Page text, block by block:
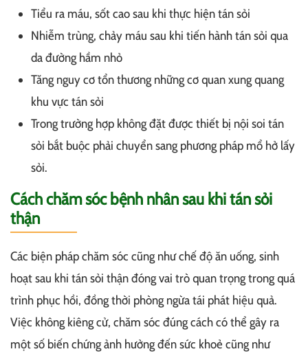
Tiểu ra máu, sốt cao sau khi thực hiện tán sỏi
Nhiễm trùng, chảy máu sau khi tiến hành tán sỏi qua
da đường hầm nhỏ
Tăng nguy cơ tổn thương những cơ quan xung quang
khu vực tán sỏi
Trong trường hợp không đặt được thiết bị nội soi tán
sỏi bắt buộc phải chuyển sang phương pháp mổ hở lấy
sỏi.
Cách chăm sóc bệnh nhân sau khi tán sỏi
thận
Các biện pháp chăm sóc cũng như chế độ ăn uống, sinh
hoạt sau khi tán sỏi thận đóng vai trò quan trọng trong quá
trình phục hồi, đồng thời phòng ngừa tái phát hiệu quả.
Việc không kiêng cử, chăm sóc đúng cách có thể gây ra
một số biến chứng ảnh hưởng đến sức khoẻ cũng như